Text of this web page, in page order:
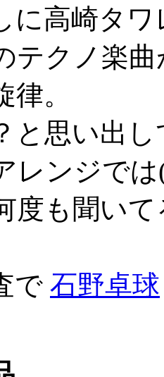
に高崎タ
テクノ楽
。
と思い出
レンジでは
度も聞い
で 石野卓球